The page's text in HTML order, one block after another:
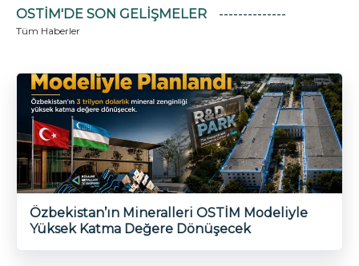
OSTİM'DE SON GELIŞMELER
Tüm Haberler
OSTİM Geleneksel Futbol
Turnuvası Şampiyonluk Maçı ve
Ödül Töreni
Özbekistan’ın Mineralleri OSTİM Modeliyle
Yüksek Katma Değere Dönüşecek